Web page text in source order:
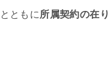
ともに 所属契約の在り